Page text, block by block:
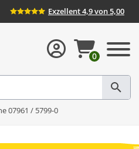
Exzellent 4,9 von 5,00
07961 / 5799-0
0